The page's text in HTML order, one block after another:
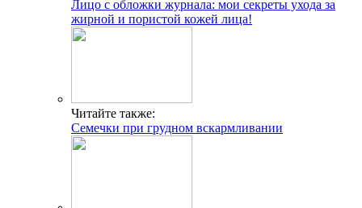
Лицо с обложки журнала: мои секреты ухода за
жирной и пористой кожей лица!
Читайте также:
Семечки при грудном вскармливании